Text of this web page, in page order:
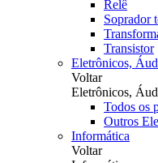
Relê
Soprador
Transistor
Eletrônicos,
Voltar
Eletrônicos,
Todos os
Outros
Informática
Voltar